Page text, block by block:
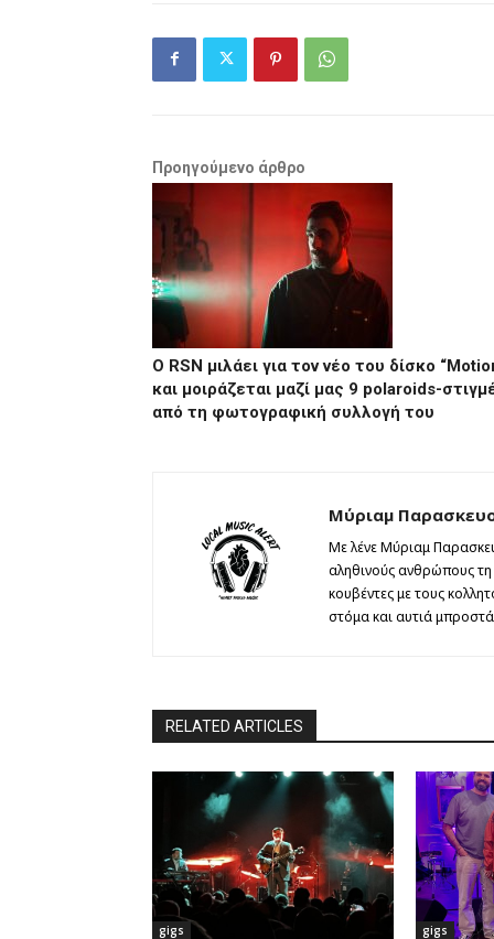
Προηγούμενο άρθρο
Ο RSN μιλάει για τον νέο του δίσκο
και μοιράζεται μαζί μας 9 polaroids-
από τη φωτογραφική συλλογή του
Μύριαμ
Με λένε Μύριαμ
αληθινούς ανθρώπους τη
κουβέντες με τους
στόμα και αυτιά
RELATED ARTICLES
gigs gigs